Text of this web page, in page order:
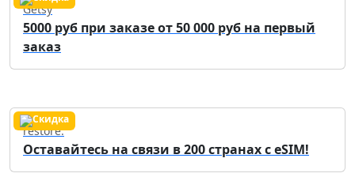
Getsy
5000 руб при заказе от 50 000 руб на первый
заказ
restore:
Оставайтесь на связи в 200 странах с eSIM!